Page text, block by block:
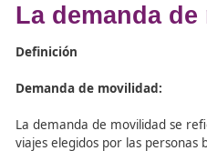
En moto.
Tiempo necesario
estaciones,
Residual.
Añadido.